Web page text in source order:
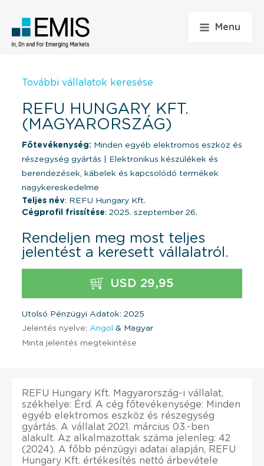
Menu
További vállalatok keresése
REFU HUNGARY KFT.
(MAGYARORSZÁG)
Főtevékenység: Minden egyéb elektromos eszköz és
részegység gyártás
Elektronikus készülékek és
berendezések, kábelek és kapcsolódó termékek
nagykereskedelme
Teljes név: REFU Hungary Kft.
Cégprofil frissítése: 2025. szeptember 26.
Rendeljen meg most teljes
jelentést a keresett vállalatról.
USD 29,95
Utolsó Pénzügyi Adatok: 2025
Jelentés nyelve: Angol & Magyar
Minta jelentés megtekintése
REFU Hungary Kft. Magyarország-i vállalat,
székhelye: Érd. A cég főtevékenysége: Minden
egyéb elektromos eszköz és részegység
gyártás. A vállalat 2021. március 03.-ben
alakult. Az alkalmazottak száma jelenleg: 42
(2024). A főbb pénzügyi adatai alapján, REFU
Hungary Kft. értékesítés nettó árbevétele